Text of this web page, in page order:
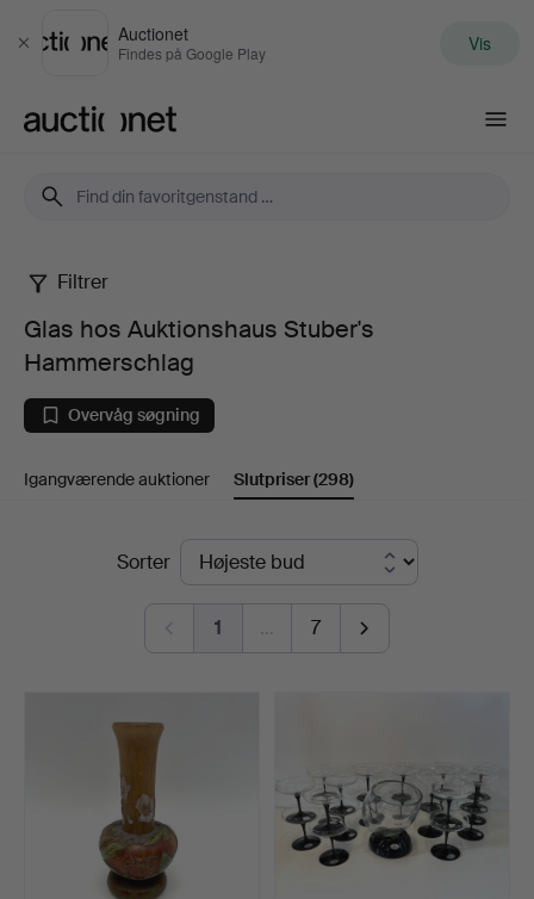
Luk
Auctionet
Findes på Google Play Vis
Glas
hos
Auktionshaus
Stuber's
Filtrer
Glas hos Auktionshaus Stuber's
Hammerschlag
Overvåg søgning
Igangværende auktioner Slutpriser(298)
SlutpriserSorter
1 … 7